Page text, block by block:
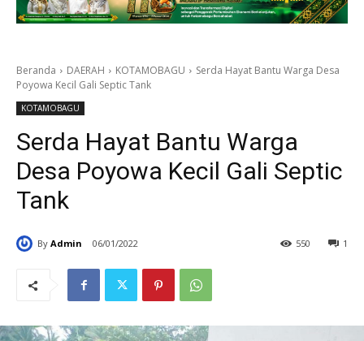
Beranda DAERAH KOTAMOBAGU
Serda Hayat Bantu Warga Desa
Poyowa Kecil Gali Septic Tank
KOTAMOBAGU
Serda Hayat Bantu Warga
Desa Poyowa Kecil Gali Septic
Tank
By Admin 06/01/2022 1
550